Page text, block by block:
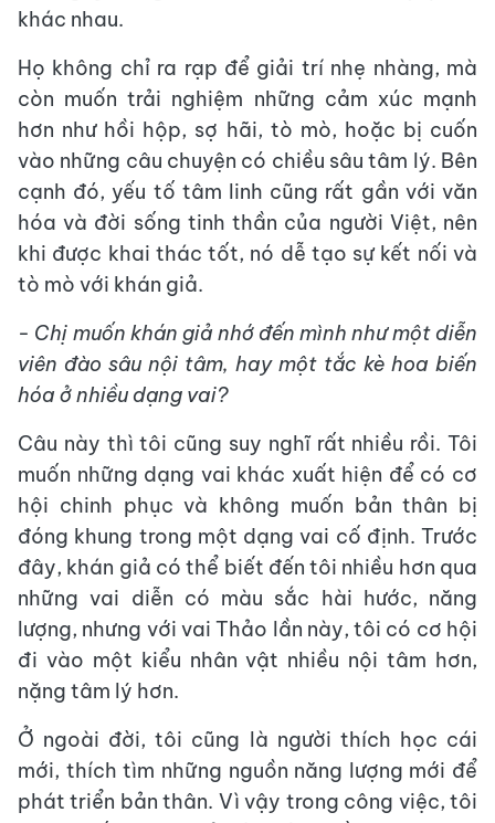
khác nhau.
Họ không chỉ ra rạp để giải trí nhẹ nhàng, mà
còn muốn trải nghiệm những cảm xúc mạnh
hơn như hồi hộp, sợ hãi, tò mò, hoặc bị cuốn
vào những câu chuyện có chiều sâu tâm lý. Bên
cạnh đó, yếu tố tâm linh cũng rất gần với văn
hóa và đời sống tinh thần của người Việt, nên
khi được khai thác tốt, nó dễ tạo sự kết nối và
tò mò với khán giả.
- Chị muốn khán giả nhớ đến mình như một diễn
viên đào sâu nội tâm, hay một tắc kè hoa biến
hóa ở nhiều dạng vai?
Câu này thì tôi cũng suy nghĩ rất nhiều rồi. Tôi
muốn những dạng vai khác xuất hiện để có cơ
hội chinh phục và không muốn bản thân bị
đóng khung trong một dạng vai cố định. Trước
đây, khán giả có thể biết đến tôi nhiều hơn qua
những vai diễn có màu sắc hài hước, năng
lượng, nhưng với vai Thảo lần này, tôi có cơ hội
đi vào một kiểu nhân vật nhiều nội tâm hơn,
nặng tâm lý hơn.
Ở ngoài đời, tôi cũng là người thích học cái
mới, thích tìm những nguồn năng lượng mới để
phát triển bản thân. Vì vậy trong công việc, tôi